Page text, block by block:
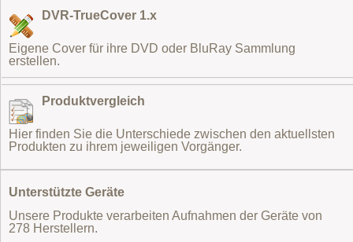
DVR-TrueCover 1.x
Eigene Cover für ihre DVD oder BluRay Sammlung
erstellen.
Produktvergleich
Hier finden Sie die Unterschiede zwischen den aktuellsten
Produkten zu ihrem jeweiligen Vorgänger.
Unterstützte Geräte
Unsere Produkte verarbeiten Aufnahmen der Geräte von
278 Herstellern.